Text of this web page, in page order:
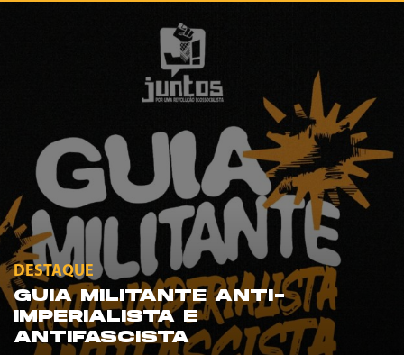
DESTAQUE
GUIA MILITANTE ANTI-
IMPERIALISTA E
ANTIFASCISTA